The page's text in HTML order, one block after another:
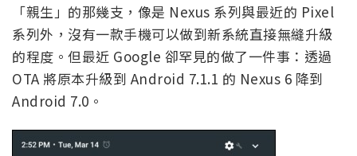
「親生」的那幾支，像是 Nexus 系列與最近的 Pixel
系列外，沒有一款手機可以做到新系統直接無縫升級
的程度。但最近 Google 卻罕見的做了一件事：透過
OTA 將原本升級到 Android 7.1.1 的 Nexus 6 降到
Android 7.0。